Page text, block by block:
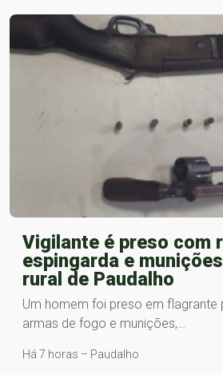
Vigilante é preso com
espingarda e
rural de Paudalho
Um homem foi preso em flagrante
armas de fogo e munições,…
Há 7 horas – Paudalho